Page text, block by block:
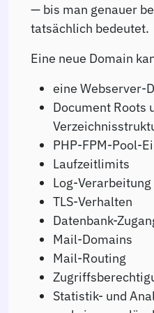
— bis man genauer
tatsächlich bedeutet.
Eine neue Domain
eine Webserver-
Document Roots
PHP-FPM-Pool-
Laufzeitlimits
Log-Verarbeitung
TLS-Verhalten
Datenbank-
Mail-Domains
Mail-Routing
Statistik- und